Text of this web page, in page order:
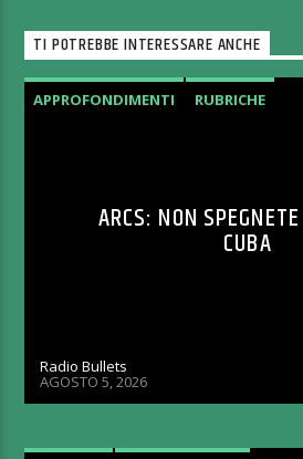
TI POTREBBE INTERESSARE ANCHE
APPROFONDIMENTI RUBRICHE
ARCS: NON
CUBA
Radio Bullets
AGOSTO 5, 2026